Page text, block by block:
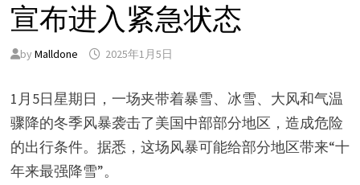
宣布进入紧急状态
by Malldone 2025年1月5日
1月5日星期日，一场夹带着暴雪、冰雪、大风和气温
骤降的冬季风暴袭击了美国中部部分地区，造成危险
的出行条件。据悉，这场风暴可能给部分地区带来“十
年来最强降雪”。